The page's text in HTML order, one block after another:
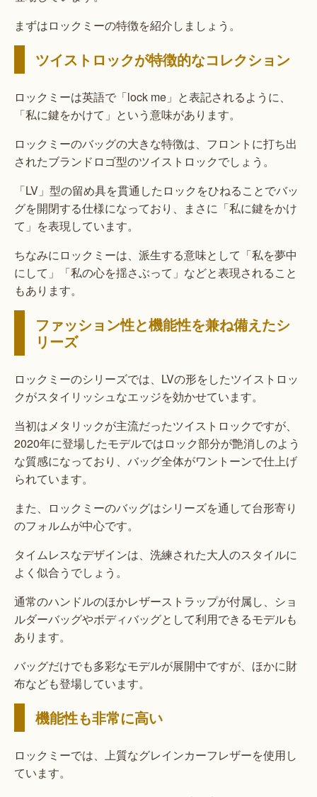
まずはロックミーの特徴を紹介しましょう。
ツイストロックが特徴的なコレクション
ロックミーは英語で「lock me」と表記されるように、
「私に鍵をかけて」という意味があります。
ロックミーのバッグの大きな特徴は、フロントに打ち出
されたブランドロゴ型のツイストロックでしょう。
「LV」型の留め具を貫通したロックをひねることでバッ
グを開閉する仕様になっており、まさに「私に鍵をかけ
て」を表現しています。
ちなみにロックミーは、派生する意味として「私を夢中
にして」「私の心を揺さぶって」などと表現されること
もあります。
ファッション性と機能性を兼ね備えたシ
リーズ
ロックミーのシリーズでは、LVの形をしたツイストロッ
クがスタイリッシュなエッジを効かせています。
当初はメタリックが主流だったツイストロックですが、
2020年に登場したモデルではロック部分が艶消しのよう
な質感になっており、バッグ全体がワントーンで仕上げ
られています。
また、ロックミーのバッグはシリーズを通して台形寄り
のフォルムが中心です。
タイムレスなデザインは、洗練された大人のスタイルに
よく似合うでしょう。
通常のハンドルのほかレザーストラップが付属し、ショ
ルダーバッグやボディバッグとして利用できるモデルも
あります。
バッグだけでも多彩なモデルが展開中ですが、ほかに財
布なども登場しています。
機能性も非常に高い
ロックミーでは、上質なグレインカーフレザーを使用し
ています。